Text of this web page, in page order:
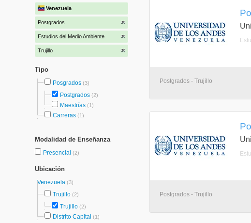
Venezuela
Postgrados
Estudios del Medio Ambiente
Trujillo
Tipo
Posgrados (3)
Postgrados (2)
Maestrías (1)
Carreras (1)
Modalidad de Enseñanza
Presencial (2)
Ubicación
Venezuela (3)
Trujillo (2)
Trujillo (2)
Distrito Capital (1)
Postgrados - Trujillo
Postgrados - Trujillo